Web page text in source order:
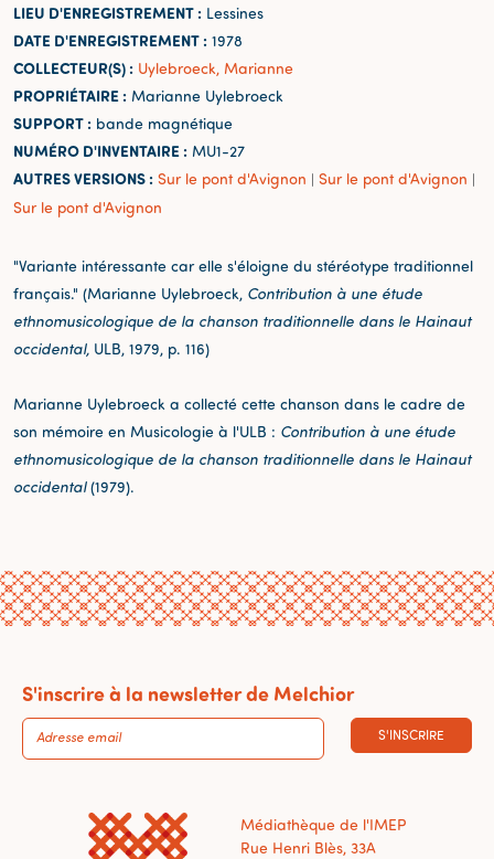
LIEU D'ENREGISTREMENT : Lessines
DATE D'ENREGISTREMENT : 1978
COLLECTEUR(S) : Uylebroeck, Marianne
PROPRIÉTAIRE : Marianne Uylebroeck
SUPPORT : bande magnétique
NUMÉRO D'INVENTAIRE : MU1-27
AUTRES VERSIONS : Sur le pont d'Avignon | Sur le pont d'Avignon |
Sur le pont d'Avignon
"Variante intéressante car elle s'éloigne du stéréotype traditionnel
français." (Marianne Uylebroeck, Contribution à une étude
ethnomusicologique de la chanson traditionnelle dans le Hainaut
occidental, ULB, 1979, p. 116)
Marianne Uylebroeck a collecté cette chanson dans le cadre de
son mémoire en Musicologie à l'ULB : Contribution à une étude
ethnomusicologique de la chanson traditionnelle dans le Hainaut
occidental(1979).
S'inscrire à la newsletter de Melchior
S'INSCRIRE
Médiathèque de l'IMEP
Rue Henri Blès, 33A